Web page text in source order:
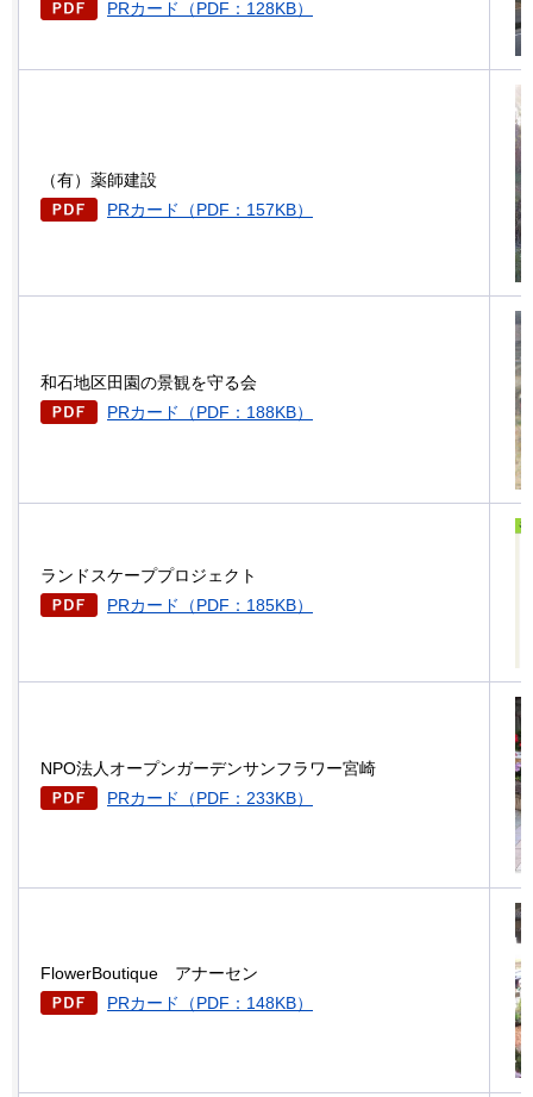
PRカード（PDF：128KB）
（有）薬師建設
PRカード（PDF：157KB）
和石地区田園の景観を守る会
PRカード（PDF：188KB）
ランドスケーププロジェクト
PRカード（PDF：185KB）
NPO法人オープンガーデンサンフラワー宮崎
PRカード（PDF：233KB）
FlowerBoutique
アナーセン
PRカード（PDF：148KB）